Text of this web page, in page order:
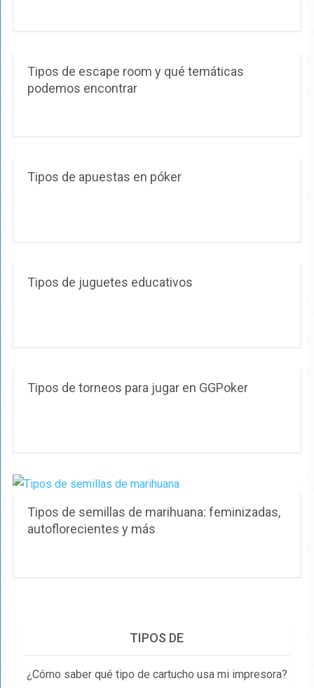
Tipos de escape room y qué temáticas
podemos encontrar
Tipos de apuestas en póker
Tipos de juguetes educativos
Tipos de torneos para jugar en GGPoker
Tipos de semillas de marihuana: feminizadas,
autoflorecientes y más
TIPOS DE
¿Cómo saber qué tipo de cartucho usa mi impresora?